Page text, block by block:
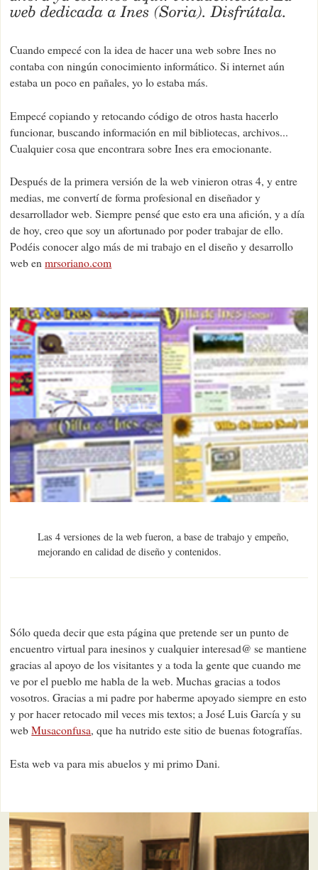
Cuando empecé con la idea de hacer una web sobre Ines no
contaba con ningún conocimiento informático. Si internet aún
estaba un poco en pañales, yo lo estaba más.
Empecé copiando y retocando código de otros hasta hacerlo
funcionar, buscando información en mil bibliotecas, archivos...
Cualquier cosa que encontrara sobre Ines era emocionante.
Después de la primera versión de la web vinieron otras 4, y entre
medias, me convertí de forma profesional en diseñador y
desarrollador web. Siempre pensé que esto era una afición, y a día
de hoy, creo que soy un afortunado por poder trabajar de ello.
Podéis conocer algo más de mi trabajo en el diseño y desarrollo
web enmrsoriano.com
Las 4 versiones de la web fueron, a base de trabajo y empeño,
mejorando en calidad de diseño y contenidos.
Sólo queda decir que esta página que pretende ser un punto de
encuentro virtual para inesinos y cualquier interesad@ se mantiene
gracias al apoyo de los visitantes y a toda la gente que cuando me
ve por el pueblo me habla de la web. Muchas gracias a todos
vosotros. Gracias a mi padre por haberme apoyado siempre en esto
y por hacer retocado mil veces mis textos; a José Luis García y su
webMusaconfusa, que ha nutrido este sitio de buenas fotografías.
Esta web va para mis abuelos y mi primo Dani.